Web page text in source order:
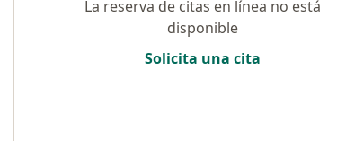
La reserva de citas en línea no está
disponible
Solicita una cita